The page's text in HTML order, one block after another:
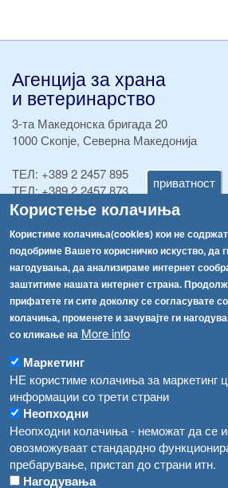
приватност
Користење колачиња
Користиме колачиња(cookies) кои не
подобриме Вашето корисничко искуство, да
нагодувања, да анализираме интернет
заштитиме нашата интернет страна.
прифатете ги сите доколку се согласувате
колачиња, променете и зачувајте ги
со кликање на More info
Маркетинг
НЕ користиме колачиња за маркетинг
информации со трети страни
Неопходни
Неопходни колачиња - неможат да се
овозможуваат стандардно
пребарување, пристап до страни итн.
Нагодувања
Агенција за храна
и ветеринарство
3-та Македонска бригада 20
1000 Скопје, Северна Македонија
ТЕЛ: +389 2 2457 895
ТЕЛ:+389 2 2457 873
Факс:+389 2 2457 893
Факс:
info@fva.gov.mk
[АХВ-претходна страна]
Соопштенија
Република Бугарија ги засили официјалните контроли при увоз на свежо овошје и зеленчук
Водата во Гостивар може да се користи како техничка, продолжува испораката на флаширана вода
Во Гостивар спроведени 70 вонредни контроли
Забраната за водата во Гостивар останува на сила, операторите да користат само технички безбедна вода
Навигација
Архива
Обрасци
Забрани